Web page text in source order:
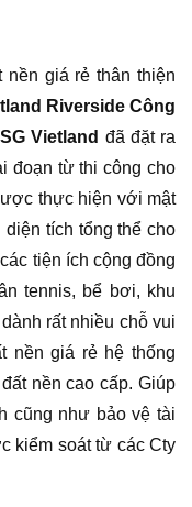
giá rẻ thân thiện
Riverside Công
Vietland đã đặt ra
đoạn từ thi công cho
thực hiện với mật
tích tổng thể cho
tiện ích cộng đồng
tennis, bể bơi, khu
rất nhiều chỗ vui
nền giá rẻ hệ thống
nền cao cấp. Giúp
cũng như bảo vệ tài
kiểm soát từ các Cty